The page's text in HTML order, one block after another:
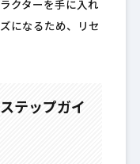
クターを手に入れ
になるため、リセ
テップガイ